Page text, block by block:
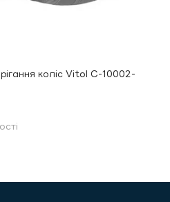
коліс Vitol C-10002-